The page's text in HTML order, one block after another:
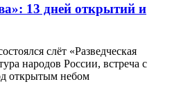
13 дней открытий и
слёт «Разведческая
народов России, встреча с
открытым небом